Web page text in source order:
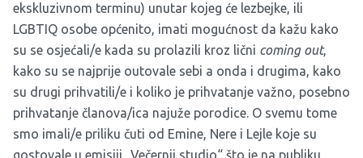
ekskluzivnom terminu) unutar kojeg će lezbejke, ili
LGBTIQ osobe općenito, imati mogućnost da kažu kako
su se osjećali/e kada su prolazili kroz lični coming out,
kako su se najprije outovale sebi a onda i drugima, kako
su drugi prihvatili/e i koliko je prihvatanje važno, posebno
prihvatanje članova/ica najuže porodice. O svemu tome
smo imali/e priliku čuti od Emine, Nere i Lejle koje su
gostovale u emisiji „Večernji studio“ što je na publiku